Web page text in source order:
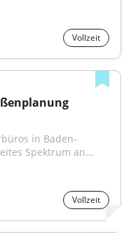
Vollzeit
in Baden-
Spektrum an...
Vollzeit